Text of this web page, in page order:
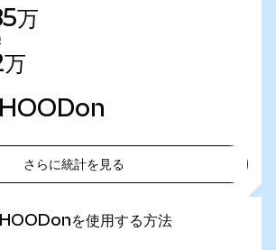
万
HOODon
さらに統計を見る
を使用する方法